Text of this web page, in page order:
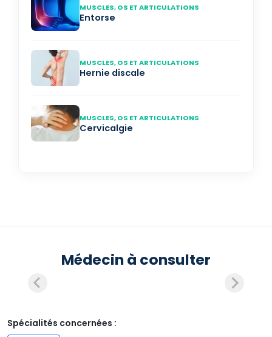
MUSCLES, OS ET ARTICULATIONS
Entorse
MUSCLES, OS ET ARTICULATIONS
Hernie discale
MUSCLES, OS ET ARTICULATIONS
Cervicalgie
Médecin à consulter
Spécialités concernées :